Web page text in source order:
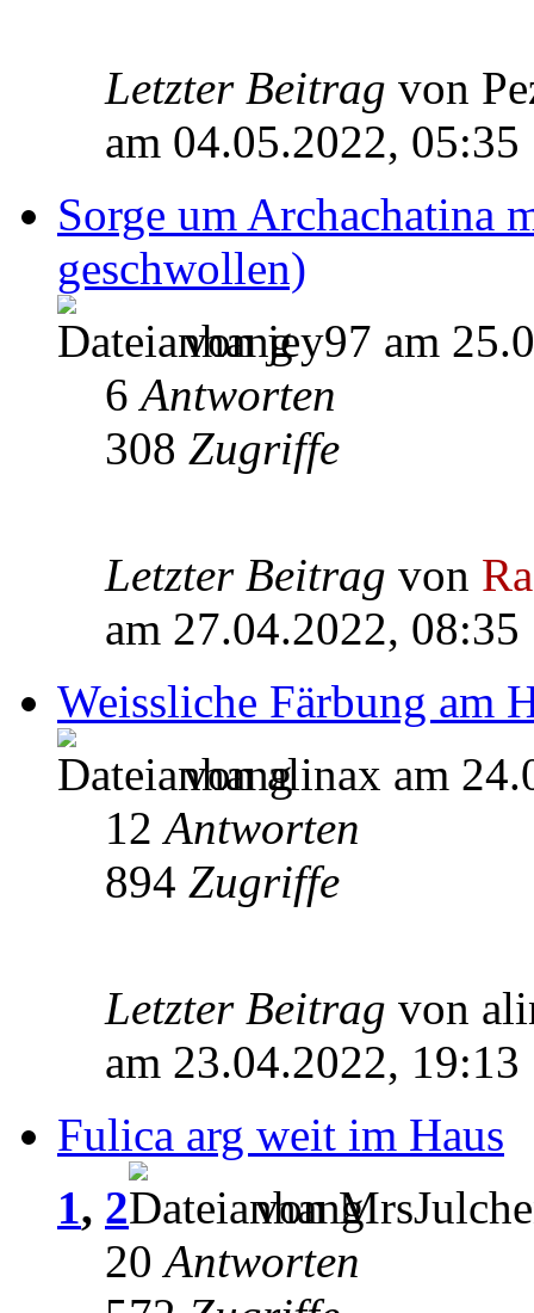
Letzter Beitrag von
am 04.05.2022, 05:35
Sorge um Archachatina
geschwollen)
von jey97 am
6Antworten
308 Zugriffe
Letzter Beitrag von
am 27.04.2022, 08:35
Weissliche Färbung am
von alinax am
12Antworten
894 Zugriffe
Letzter Beitrag von
am 23.04.2022, 19:13
Fulica arg weit im Haus
1, 2
von
20Antworten